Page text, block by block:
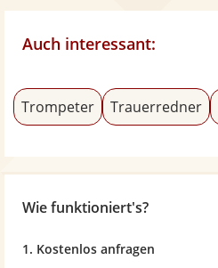
Auch interessant:
Trompeter Trauerredner
Wie funktioniert's?
1. Kostenlos anfragen